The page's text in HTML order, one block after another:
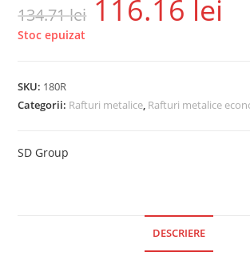
134.71lei 116.16 lei
Stoc epuizat
SKU: 180R
Categorii: Rafturi metalice, Rafturi metalice
SD Group
DESCRIERE